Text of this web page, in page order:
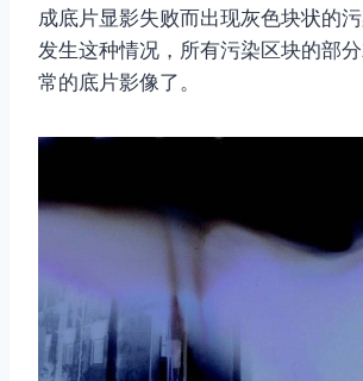
成底片显影失败而出现灰色块状的
发生这种情况，所有污染区块的部
常的底片影像了。